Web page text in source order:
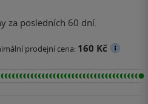
za posledních 60 dní.
prodejní cena: 160 Kč